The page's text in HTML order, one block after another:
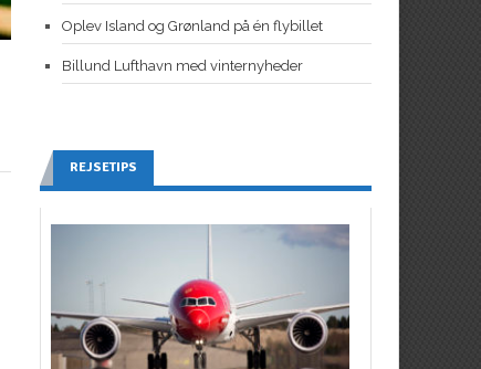
Oplev Island og Grønland på én flybillet
Billund Lufthavn med vinternyheder
REJSETIPS